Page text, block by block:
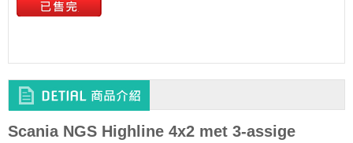
Scania NGS Highline 4x2 met 3-assige